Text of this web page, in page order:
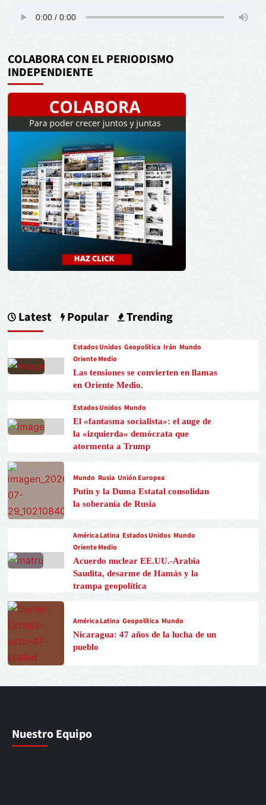
COLABORA CON EL PERIODISMO
INDEPENDIENTE
Latest Popular Trending
Estados Unidos Geopolítica Irán Mundo
Oriente Medio
Las tensiones se convierten en llamas
en Oriente Medio.
Estados Unidos Mundo
El «fantasma socialista»: el auge de
la «izquierda» demócrata que
atormenta a Trump
Mundo Rusia Unión Europea
Putin y la Duma Estatal consolidan
la soberanía de Rusia
América Latina Estados Unidos Mundo
Oriente Medio
Acuerdo nuclear EE.UU.-Arabia
Saudita, desarme de Hamás y la
trampa geopolítica
América Latina Geopolítica Mundo
Nicaragua: 47 años de la lucha de un
pueblo
Nuestro Equipo